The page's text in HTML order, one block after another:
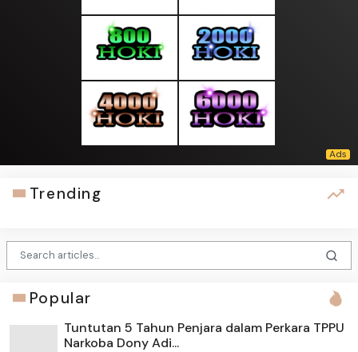
Trending
Popular
Tuntutan 5 Tahun Penjara dalam Perkara TPPU
Narkoba Dony Adi...